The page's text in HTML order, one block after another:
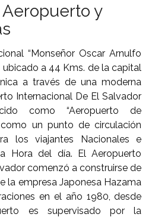
Aeropuerto y
“Monseñor Oscar Arnulfo
ubicado a 44 Kms. de la capital
a través de una moderna
Internacional De El Salvador
como “Aeropuerto de
como un punto de circulación
los viajantes Nacionales e
Hora del día. El Aeropuerto
comenzó a construirse de
la empresa Japonesa Hazama
en el año 1980, desde
es supervisado por la